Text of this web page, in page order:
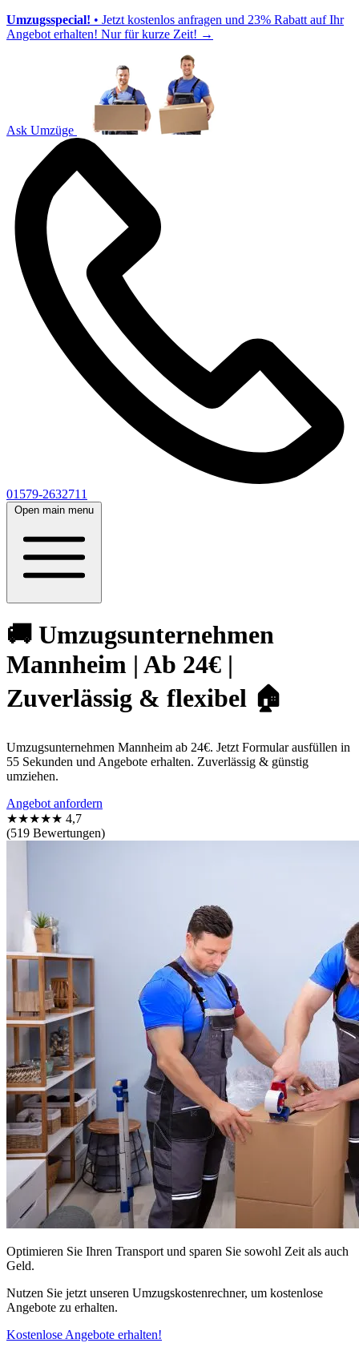
Umzugsspecial! • Jetzt kostenlos anfragen und 23% Rabatt auf Ihr
Angebot erhalten! Nur für kurze Zeit! →
Ask Umzüge
01579-2632711
Open main menu
🚚 Umzugsunternehmen
Mannheim | Ab 24€ |
Zuverlässig & flexibel 🏠
Umzugsunternehmen Mannheim ab 24€. Jetzt Formular ausfüllen in
55 Sekunden und Angebote erhalten. Zuverlässig & günstig
umziehen.
Angebot anfordern
★★★★★ 4,7
(519 Bewertungen)
Optimieren Sie Ihren Transport und sparen Sie sowohl Zeit als auch
Geld.
Nutzen Sie jetzt unseren Umzugskostenrechner, um kostenlose
Angebote zu erhalten.
Kostenlose Angebote erhalten!